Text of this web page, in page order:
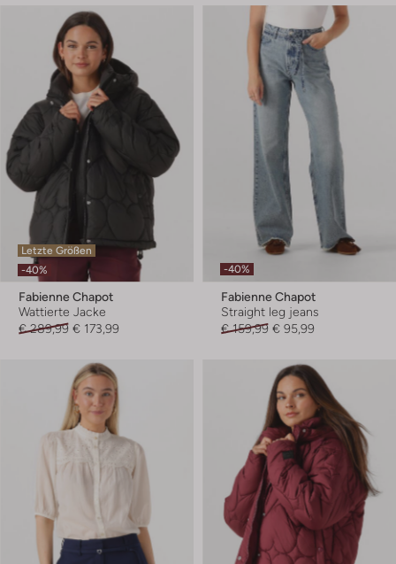
Letzte Größen
-40%
Fabienne Chapot
Wattierte Jacke
€ 289,99 € 173,99
-40%
Fabienne Chapot
Straight leg jeans
€ 159,99 € 95,99